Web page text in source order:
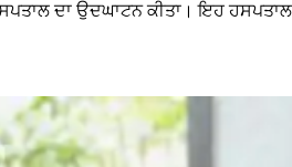
ਦਾ ਉਦਘਾਟਨ ਕੀਤਾ। ਇਹ